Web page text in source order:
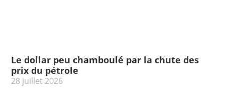
Le dollar peu chamboulé par la chute des
prix du pétrole
28 juillet 2026